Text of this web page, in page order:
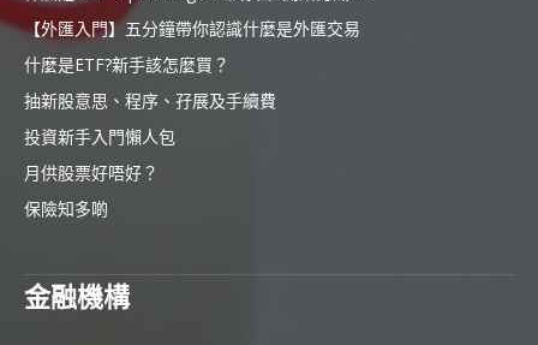
【外匯入門】五分鐘帶你認識什麼是外匯交易
什麼是ETF?新手該怎麼買？
抽新股意思、程序、孖展及手續費
投資新手入門懶人包
月供股票好唔好？
保險知多啲
金融機構